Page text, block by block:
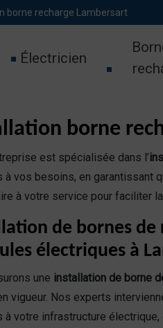
borne recharge Lambersart
Électricien
borne
est spécialisée dans l’
à vos besoins, en garantissant
à votre service pour faciliter
de bornes de
électriques à
une installation de borne
vigueur. Nos experts
à votre infrastructure